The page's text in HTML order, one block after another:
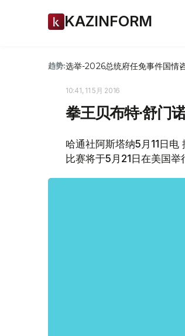
KAZINFORM
趋势:选举-2026总统府任免事件国情
10:41, 11 5月 2016
拳王贝布特∙舒门
哈通社阿斯塔纳5月11日
比赛将于5月21日在美国举